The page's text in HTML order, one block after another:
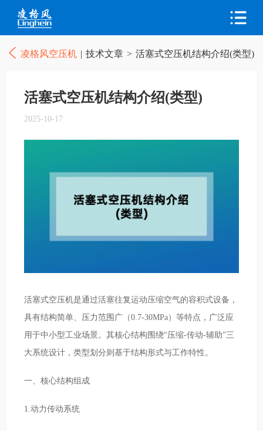
凌格风空压机 | 技术文章 > 活塞式空压机结构介绍(类型)
活塞式空压机结构介绍(类型)
2025-10-17
活塞式空压机是通过活塞往复运动压缩空气的容积式设备，
具有结构简单、压力范围广（0.7-30MPa）等特点，广泛应
用于中小型工业场景。其核心结构围绕“压缩-传动-辅助”三
大系统设计，类型划分则基于结构形式与工作特性。
一、核心结构组成
1.动力传动系统